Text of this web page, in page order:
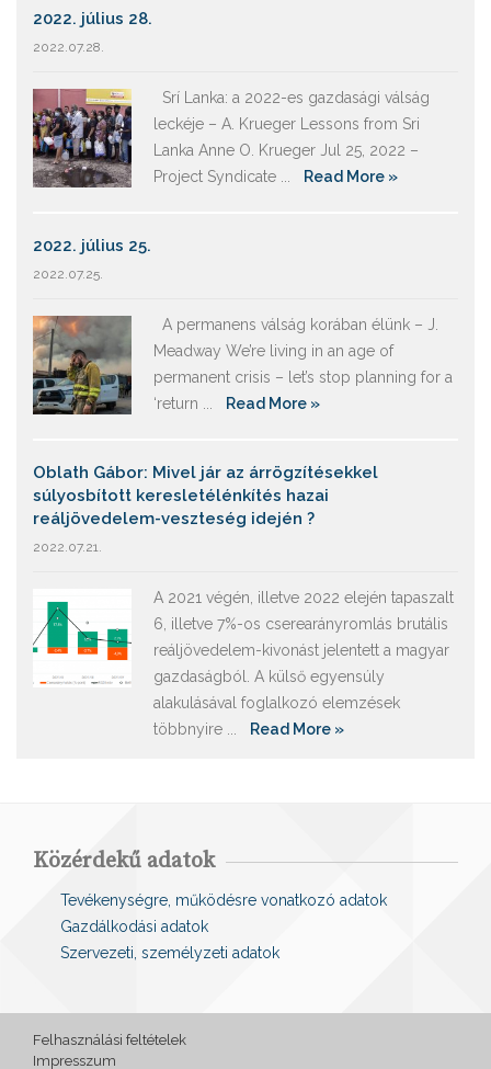
2022. július 28.
2022.07.28.
Srí Lanka: a 2022-es gazdasági válság
leckéje – A. Krueger Lessons from Sri
Lanka Anne O. Krueger Jul 25, 2022 –
Project Syndicate ...
Read More »
2022. július 25.
2022.07.25.
A permanens válság korában élünk – J.
Meadway We’re living in an age of
permanent crisis – let’s stop planning for a
‘return ...
Read More »
Oblath Gábor: Mivel jár az árrögzítésekkel
súlyosbított keresletélénkítés hazai
reáljövedelem-veszteség idején ?
2022.07.21.
A 2021 végén, illetve 2022 elején tapaszalt
6, illetve 7%-os cserearányromlás brutális
reáljövedelem-kivonást jelentett a magyar
gazdaságból. A külső egyensúly
alakulásával foglalkozó elemzések
többnyire ...
Read More »
Közérdekű adatok
Tevékenységre, működésre vonatkozó adatok
Gazdálkodási adatok
Szervezeti, személyzeti adatok
Felhasználási feltételek
Impresszum